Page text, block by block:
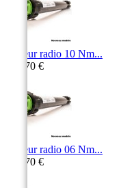
Moteur radio 10 Nm...
398,70 €
Moteur radio 06 Nm...
398,70 €